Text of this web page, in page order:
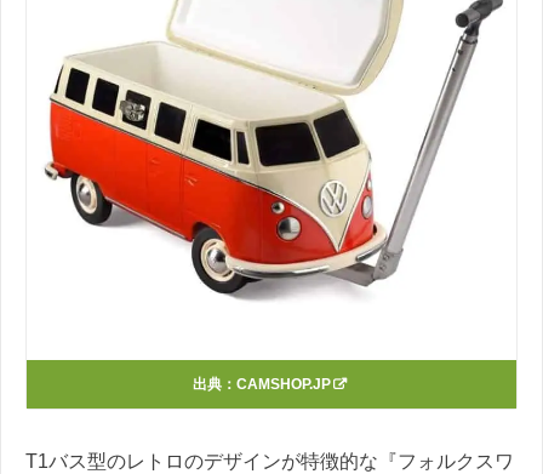
出典： CAMSHOP.JP
T1バス型のレトロのデザインが特徴的な『フォルクスワ